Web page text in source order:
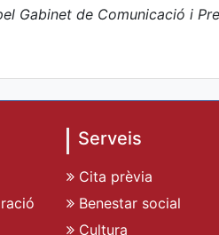
Gabinet de Comunicació i
Serveis
Cita prèvia
Benestar social
Cultura